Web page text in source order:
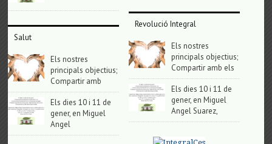
Salut
Els nostres
principals objectius;
Compartir amb
Els dies 10 i 11 de
gener, en Miguel
Angel
Revolució Integral
Els nostres
principals objectius;
Compartir amb els
Els dies 10 i 11 de
gener, en Miguel
Angel Suarez,